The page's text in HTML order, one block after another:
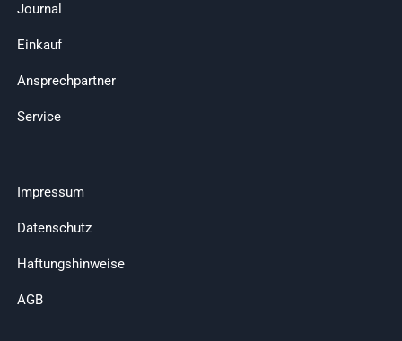
Journal
Einkauf
Ansprechpartner
Service
Impressum
Datenschutz
Haftungshinweise
AGB